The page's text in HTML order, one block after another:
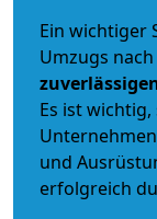
Ein wichtiger
Umzugs
Es ist
und
erfolgreich